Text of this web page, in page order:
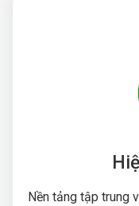
Nền tảng tập trung